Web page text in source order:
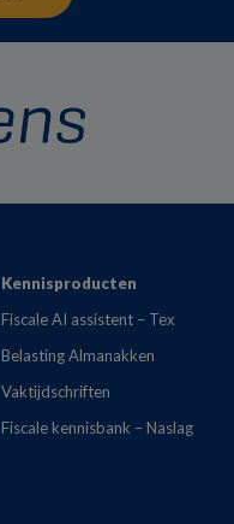
Kennisproducten
Fiscale AI assistent – Tex
Belasting Almanakken
Vaktijdschriften
Fiscale kennisbank – Naslag